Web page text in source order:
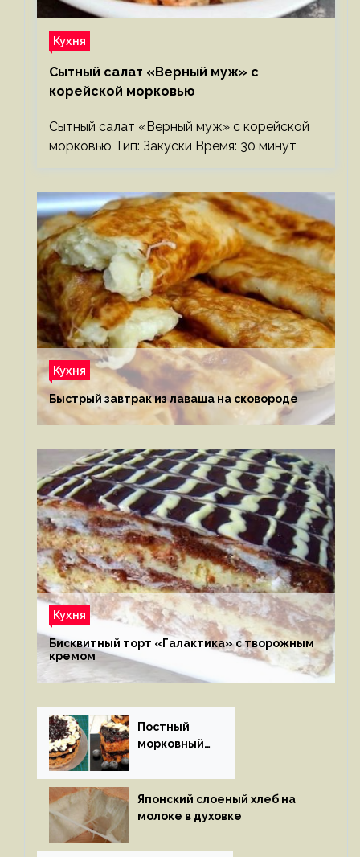
Кухня
Сытный салат «Верный муж» с
корейской морковью
Сытный салат «Верный муж» с корейской
морковью Тип: Закуски Время: 30 минут
Кухня
Быстрый завтрак из лаваша на сковороде
Кухня
Бисквитный торт «Галактика» с творожным
кремом
Постный
морковный
Японский слоеный хлеб на
молоке в духовке